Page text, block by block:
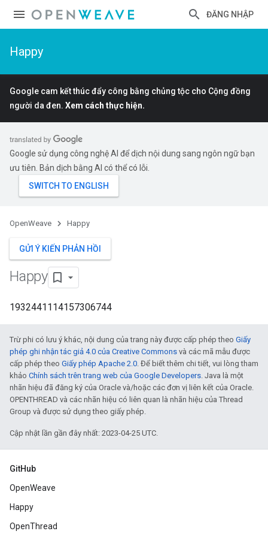
ĐĂNG NHẬP
Happy
Google cam kết thúc đẩy công bằng chủng tộc cho Cộng đồng
người da đen. Xem cách thực hiện.
Google sử dụng công nghệ AI để dịch nội dung sang ngôn ngữ bạn
ưu tiên. Bản dịch bằng AI có thể có lỗi.
OpenWeave Happy
GỬI Ý KIẾN PHẢN HỒI
Happy
1932441114157306744
Trừ phi có lưu ý khác, nội dung của trang này được cấp phép theo Giấy
phép ghi nhận tác giả 4.0 của Creative Commons và các mã mẫu được
cấp phép theo Giấy phép Apache 2.0. Để biết thêm chi tiết, vui lòng tham
khảo Chính sách trên trang web của Google Developers. Java là một
nhãn hiệu đã đăng ký của Oracle và/hoặc các đơn vị liên kết của Oracle.
OPENTHREAD và các nhãn hiệu có liên quan là nhãn hiệu của Thread
Group và được sử dụng theo giấy phép.
Cập nhật lần gần đây nhất: 2023-04-25 UTC.
GitHub
OpenWeave
Happy
OpenThread